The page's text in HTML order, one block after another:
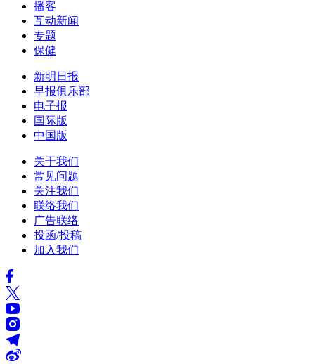
播客
互动新闻
专题
保健
新明日报
早报俱乐部
电子报
国际版
中国版
关于我们
常见问题
关注我们
联络我们
广告联络
投函/投稿
加入我们